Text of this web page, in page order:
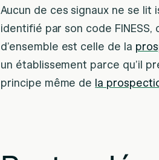
Aucun de ces signaux ne se lit
identifié par son code
d’ensemble est celle de la
un établissement parce qu’il
principe même de la